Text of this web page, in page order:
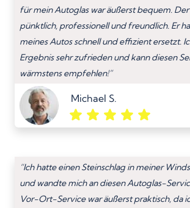
für mein Autoglas war äußerst bequem.
pünktlich, professionell und freundlich. Er
meines Autos schnell und effizient ersetzt.
Ergebnis sehr zufrieden und kann diesen
wärmstens empfehlen!”
Michael S.
“Ich hatte einen Steinschlag in meiner
und wandte mich an diesen Autoglas-
Vor-Ort-Service war äußerst praktisch, da